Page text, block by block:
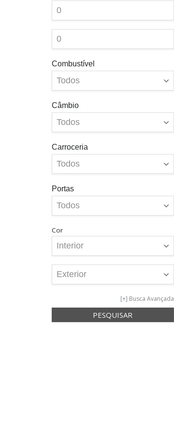
Combustível
Câmbio
Carroceria
Portas
Cor
Busca Avançada